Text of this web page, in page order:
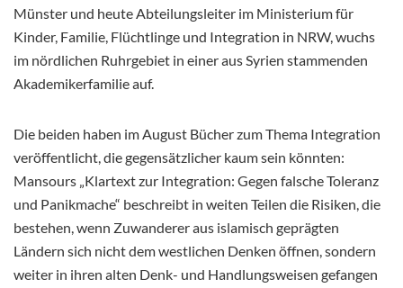
Münster und heute Abteilungsleiter im Ministerium für
Kinder, Familie, Flüchtlinge und Integration in NRW, wuchs
im nördlichen Ruhrgebiet in einer aus Syrien stammenden
Akademikerfamilie auf.
Die beiden haben im August Bücher zum Thema Integration
veröffentlicht, die gegensätzlicher kaum sein könnten:
Mansours „Klartext zur Integration: Gegen falsche Toleranz
und Panikmache“ beschreibt in weiten Teilen die Risiken, die
bestehen, wenn Zuwanderer aus islamisch geprägten
Ländern sich nicht dem westlichen Denken öffnen, sondern
weiter in ihren alten Denk- und Handlungsweisen gefangen